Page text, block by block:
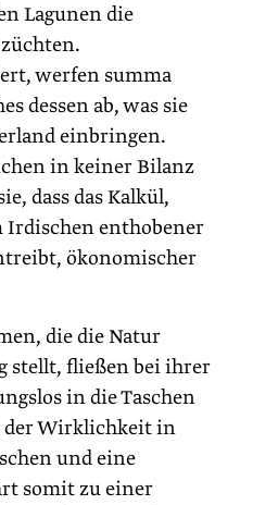
Lagunen die
werfen summa
dessen ab, was sie
einbringen.
in keiner Bilanz
dass das Kalkül,
Irdischen enthobener
ökonomischer
die die Natur
stellt, fließen bei ihrer
in die Taschen
der Wirklichkeit in
und eine
somit zu einer